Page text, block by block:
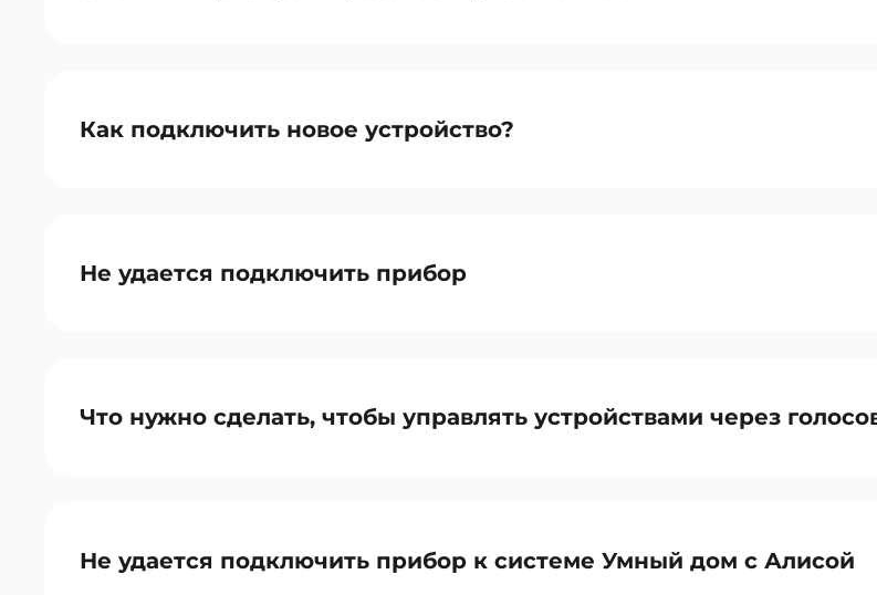
Как подключить новое устройство?
Не удается подключить прибор
Что нужно сделать, чтобы управлять устройствами через
Не удается подключить прибор к системе Умный дом с Алисой